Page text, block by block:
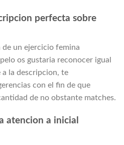
perfecta sobre
de un ejercicio femina
os gustaria reconocer igual
la descripcion, te
con el fin de que
de no obstante matches.
atencion a inicial